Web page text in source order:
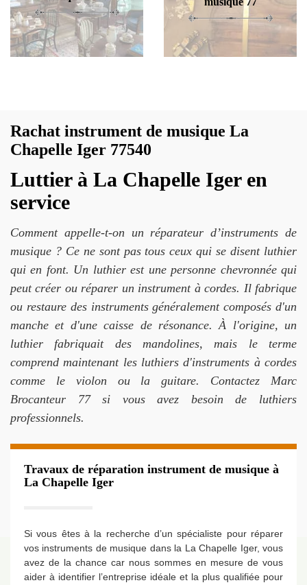
Rachat instrument de musique La
Chapelle Iger 77540
Luttier à La Chapelle Iger en
service
Comment appelle-t-on un réparateur d’instruments de
musique ? Ce ne sont pas tous ceux qui se disent luthier
qui en font. Un luthier est une personne chevronnée qui
peut créer ou réparer un instrument à cordes. Il fabrique
ou restaure des instruments généralement composés d'un
manche et d'une caisse de résonance. À l'origine, un
luthier fabriquait des mandolines, mais le terme
comprend maintenant les luthiers d'instruments à cordes
comme le violon ou la guitare. Contactez Marc
Brocanteur 77 si vous avez besoin de luthiers
professionnels.
Travaux de réparation instrument de musique à
La Chapelle Iger
Si vous êtes à la recherche d’un spécialiste pour réparer
vos instruments de musique dans la La Chapelle Iger, vous
avez de la chance car nous sommes en mesure de vous
aider à identifier l’entreprise idéale et la plus qualifiée pour